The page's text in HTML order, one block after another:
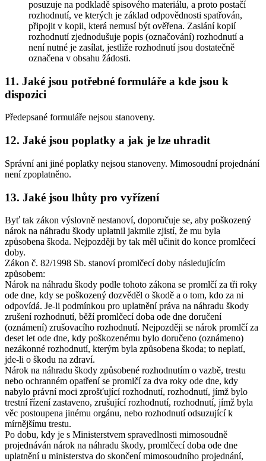
posuzuje na podkladě spisového materiálu, a proto postačí
rozhodnutí, ve kterých je základ odpovědnosti spatřován,
připojit v kopii, která nemusí být ověřena. Zaslání kopií
rozhodnutí zjednodušuje popis (označování) rozhodnutí a
není nutné je zasílat, jestliže rozhodnutí jsou dostatečně
označena v obsahu žádosti.
11. Jaké jsou potřebné formuláře a kde jsou k
dispozici
Předepsané formuláře nejsou stanoveny.
12. Jaké jsou poplatky a jak je lze uhradit
Správní ani jiné poplatky nejsou stanoveny. Mimosoudní projednání
není zpoplatněno.
13. Jaké jsou lhůty pro vyřízení
Byť tak zákon výslovně nestanoví, doporučuje se, aby poškozený
nárok na náhradu škody uplatnil jakmile zjistí, že mu byla
způsobena škoda. Nejpozději by tak měl učinit do konce promlčecí
doby.
Zákon č. 82/1998 Sb. stanoví promlčecí doby následujícím
způsobem:
Nárok na náhradu škody podle tohoto zákona se promlčí za tři roky
ode dne, kdy se poškozený dozvěděl o škodě a o tom, kdo za ni
odpovídá. Je-li podmínkou pro uplatnění práva na náhradu škody
zrušení rozhodnutí, běží promlčecí doba ode dne doručení
(oznámení) zrušovacího rozhodnutí. Nejpozději se nárok promlčí za
deset let ode dne, kdy poškozenému bylo doručeno (oznámeno)
nezákonné rozhodnutí, kterým byla způsobena škoda; to neplatí,
jde-li o škodu na zdraví.
Nárok na náhradu škody způsobené rozhodnutím o vazbě, trestu
nebo ochranném opatření se promlčí za dva roky ode dne, kdy
nabylo právní moci zprošťující rozhodnutí, rozhodnutí, jímž bylo
trestní řízení zastaveno, zrušující rozhodnutí, rozhodnutí, jímž byla
věc postoupena jinému orgánu, nebo rozhodnutí odsuzující k
mírnějšímu trestu.
Po dobu, kdy je s Ministerstvem spravedlnosti mimosoudně
projednáván nárok na náhradu škody, promlčecí doba ode dne
uplatnění u ministerstva do skončení mimosoudního projednání,